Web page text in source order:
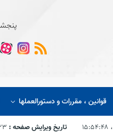
پنجشنبه 15
قوانین ، مقررات و دستورالعملها
تاریخ ویرایش صفحه :